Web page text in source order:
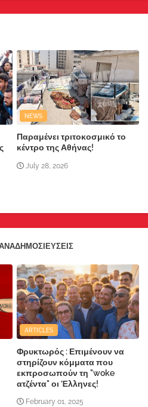
NEWS
Παραμένει τριτοκοσμικό το
κέντρο της Αθήνας!
July 28, 2026
ARTICLES
Φρυκτωρός : Επιμένουν να
στηρίζουν κόμματα που
εκπροσωπούν τη "woke
ατζέντα" οι Έλληνες!
February 01, 2025